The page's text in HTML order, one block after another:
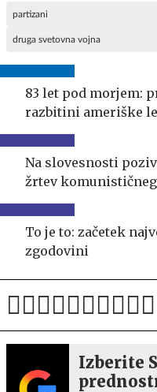
partizani
druga svetovna vojna
83 let pod morjem:
razbitini ameriške
Na slovesnosti
žrtev
To je to: začetek
zgodovini
Izberite